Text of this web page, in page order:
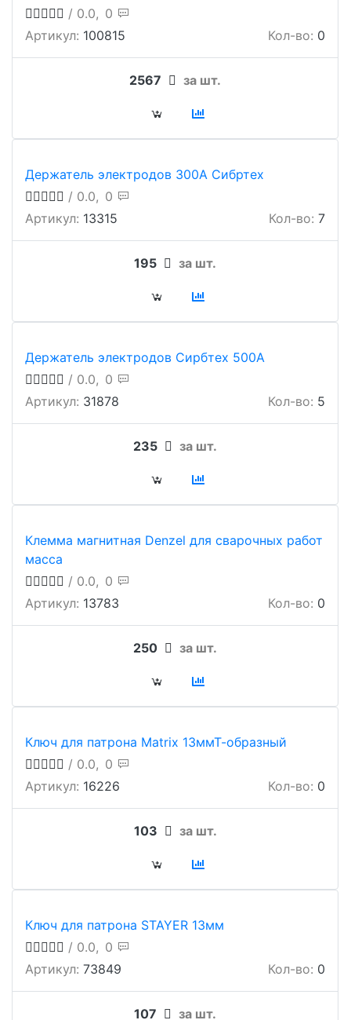
/ 0.0, 0
Артикул: 100815 Кол-во: 0
2567 за шт.
Держатель электродов 300А Сибртех
/ 0.0, 0
Артикул: 13315 Кол-во: 7
195 за шт.
Держатель электродов Сирбтех 500А
/ 0.0, 0
Артикул: 31878 Кол-во: 5
235 за шт.
Клемма магнитная Denzel для сварочных работ
масса
/ 0.0, 0
Артикул: 13783 Кол-во: 0
250 за шт.
Ключ для патрона Matrix 13ммТ-образный
/ 0.0, 0
Артикул: 16226 Кол-во: 0
103 за шт.
Ключ для патрона STAYER 13мм
/ 0.0, 0
Артикул: 73849 Кол-во: 0
107 за шт.